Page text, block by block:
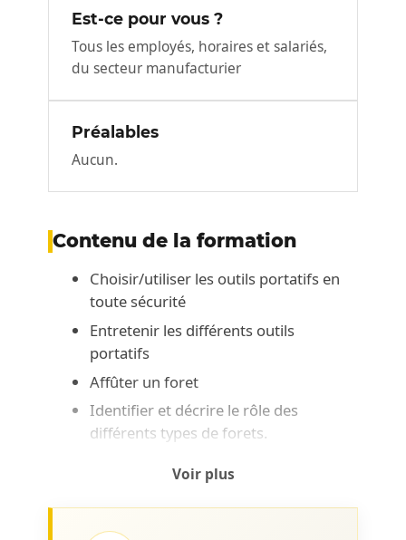
Est-ce pour vous ?
Tous les employés, horaires et salariés,
du secteur manufacturier
Préalables
Aucun.
Contenu de la formation
Choisir/utiliser les outils portatifs en
toute sécurité
Entretenir les différents outils
portatifs
Affûter un foret
Identifier et décrire le rôle des
différents types de forets.
Voir plus